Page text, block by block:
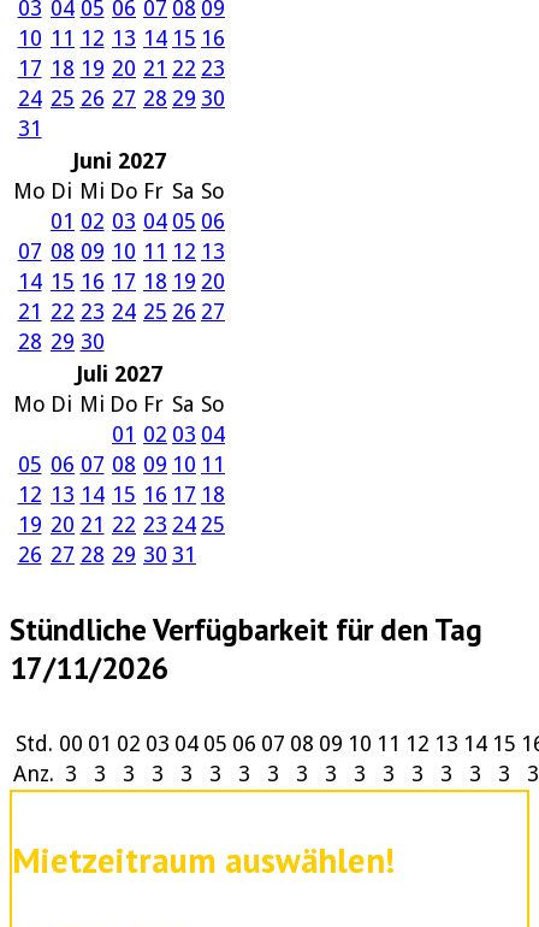
03 04 05 06 07 08 09
10 11 12 13 14 15 16
17 18 19 20 21 22 23
24 25 26 27 28 29 30
31
Juni 2027
Mo Di Mi Do Fr Sa So
01 02 03 04 05 06
07 08 09 10 11 12 13
14 15 16 17 18 19 20
21 22 23 24 25 26 27
28 29 30
Juli 2027
Mo Di Mi Do Fr Sa So
01 02 03 04
05 06 07 08 09 10 11
12 13 14 15 16 17 18
19 20 21 22 23 24 25
26 27 28 29 30 31
Stündliche Verfügbarkeit für den Tag
17/11/2026
Std. 00 01 02 03 04 05 06 07 08 09 10 11 12 13 14 15
Anz. 3 3 3 3 3 3 3 3 3 3 3 3 3 3 3 3 3
Mietzeitraum auswählen!